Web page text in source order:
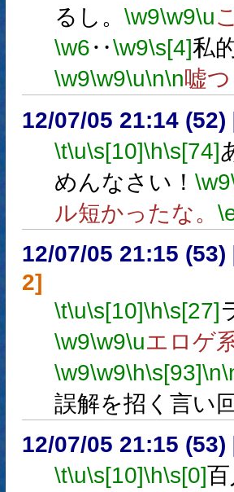
るし。 \w9\w9\u
\w6‥\w9\s[4]私
\w9\w9\u\n\n嘘
12/07/05 21:14 (52)
\t\u\s[10]\h\s[74]
めんなさい！ \w9
ル短かったな。
12/07/05 21:15 (53)
2]
\t\u\s[10]\h\s[27]
\w9\w9\uエロゲ
\w9\w9\h\s[93]\n
誤解を招く言い
12/07/05 21:15 (53)
\t\u\s[10]\h\s[0]